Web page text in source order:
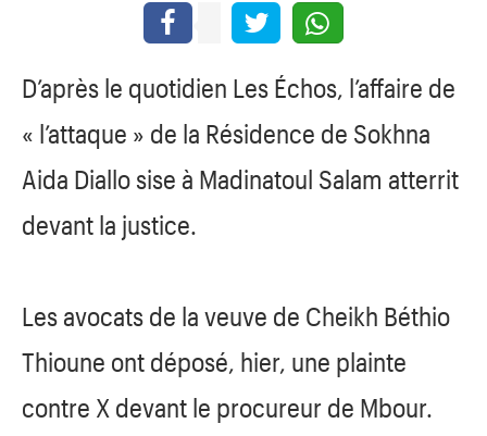
D’après le quotidien Les Échos, l’affaire de
« l’attaque » de la Résidence de Sokhna
Aida Diallo sise à Madinatoul Salam atterrit
devant la justice.
Les avocats de la veuve de Cheikh Béthio
Thioune ont déposé, hier, une plainte
contre X devant le procureur de Mbour.